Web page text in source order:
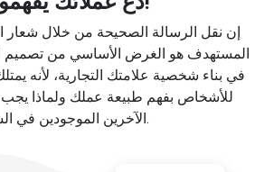
إن نقل الرسالة الصحيحة من خلال شعار
المستهدف هو الغرض الأساسي من تصميم
في بناء شخصية علامتك التجارية، لأنه
للأشخاص بفهم طبيعة عملك ولماذا يجب
الآخرين الموجودين في السوق.